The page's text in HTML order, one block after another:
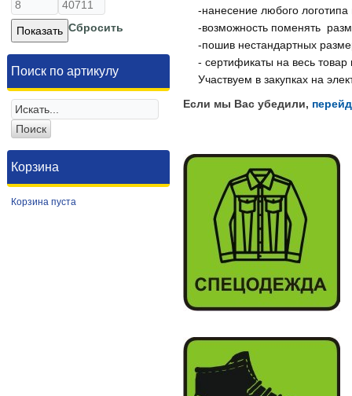
Сбросить
Поиск по артикулу
Корзина
Корзина пуста
-нанесение любого
-возможность поменять
-пошив нестандартных
- сертификаты на весь
Участвуем в закупках на
Если мы Вас убедили,